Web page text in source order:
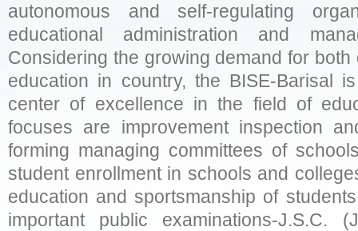
autonomous and self-regulating
educational administration and
Considering the growing demand for
education in country, the BISE-Barisal
center of excellence in the field of
focuses are improvement inspection
forming managing committees of
student enrollment in schools and
education and sportsmanship of
important public examinations-J.S.C.